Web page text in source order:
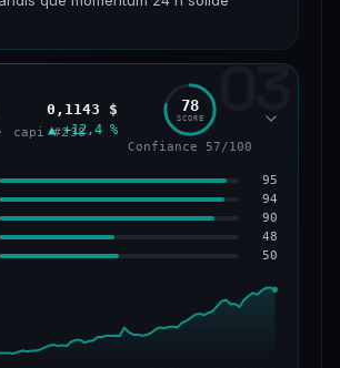
VOLUME 24 H
VAR. 30 J
+211,4 %
#193
50/100
03
capi #238
0,1143 $
▲ +12,4 %
78
SCORE
Confiance 57/100
95
94
90
48
50